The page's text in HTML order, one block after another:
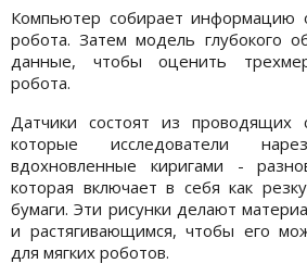
Компьютер собирает информацию
робота. Затем модель глубокого
данные, чтобы оценить
робота.
Датчики состоят из проводящих
которые исследователи
вдохновленные киригами -
которая включает в себя как
бумаги. Эти рисунки делают
и растягивающимся, чтобы его
для мягких роботов.